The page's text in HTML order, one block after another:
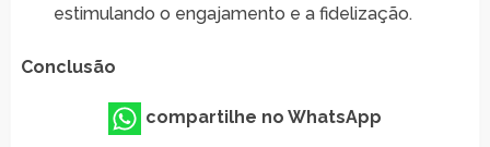
estimulando o engajamento e a fidelização.
Conclusão
compartilhe no WhatsApp